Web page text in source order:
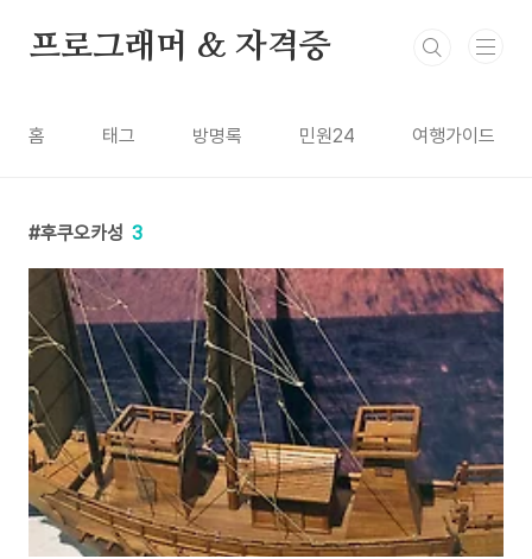
프로그래머 & 자격증
홈 태그 방명록 민원24 여행가이드
후쿠오카성 3